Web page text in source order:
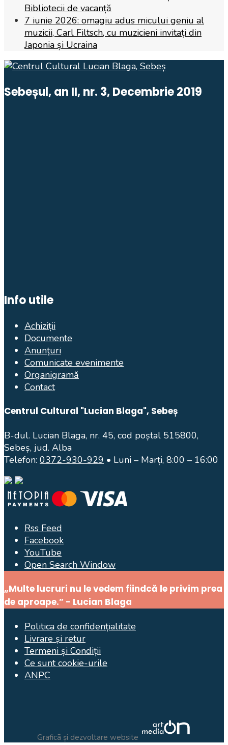
Bibliotecii de vacanță
7 iunie 2026: omagiu adus micului geniu al
muzicii, Carl Filtsch, cu muzicieni invitați din
Japonia și Ucraina
Sebeșul, an II, nr. 3, Decembrie 2019
Info utile
Achiziții
Documente
Anunțuri
Comunicate evenimente
Organigramă
Contact
Centrul Cultural "Lucian Blaga", Sebeș
B-dul. Lucian Blaga, nr. 45, cod poștal 515800,
Sebeș, jud. Alba
Telefon: 0372-930-929 • Luni – Marți, 8:00 – 16:00
Rss Feed
Facebook
YouTube
Open Search Window
„Multe lucruri nu le vedem fiindcă le privim prea
de aproape.” - Lucian Blaga
Politica de confidențialitate
Livrare și retur
Termeni și Condiții
Ce sunt cookie-urile
ANPC
Graficã și dezvoltare website